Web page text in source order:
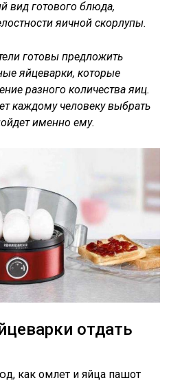
вид готового блюда,
яичной скорлупы.
готовы предложить
яйцеварки, которые
разного количества яиц.
каждому человеку выбрать
именно ему.
отдать
как омлет и яйца пашот